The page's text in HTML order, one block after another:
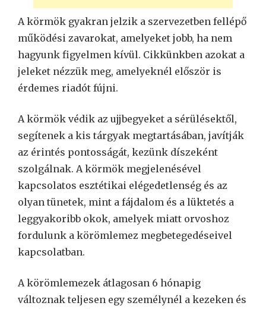
A körmök gyakran jelzik a szervezetben fellépő
működési zavarokat, amelyeket jobb, ha nem
hagyunk figyelmen kívül. Cikkünkben azokat a
jeleket nézzük meg, amelyeknél először is
érdemes riadót fújni.
A körmök védik az ujjbegyeket a sérülésektől,
segítenek a kis tárgyak megtartásában, javítják
az érintés pontosságát, kezünk díszeként
szolgálnak. A körmök megjelenésével
kapcsolatos esztétikai elégedetlenség és az
olyan tünetek, mint a fájdalom és a lüktetés a
leggyakoribb okok, amelyek miatt orvoshoz
fordulunk a körömlemez megbetegedéseivel
kapcsolatban.
A körömlemezek átlagosan 6 hónapig
változnak teljesen egy személynél a kezeken és